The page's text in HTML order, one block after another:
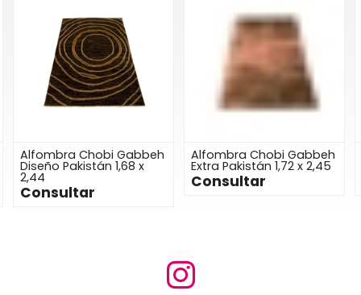
Alfombra Chobi Gabbeh
Diseño Pakistán 1,68 x
2,44
Consultar
Alfombra Chobi Gabbeh
Extra Pakistán 1,72 x 2,45
Consultar